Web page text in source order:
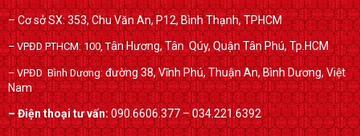
l
u
s
– Cơ sở SX: 353, Chu Văn An, P12, Bình Thạnh, TPHCM
– VPĐD PTHCM: 100, Tân Hương, Tân Qúy,Quận Tân Phú, Tp.HCM
– VPĐD Bình Dương:đường 38, Vĩnh Phú, Thuận An, Bình Dương, Việt
Nam
– Điện thoại tư vấn:090.6606.377 – 034.221.6392